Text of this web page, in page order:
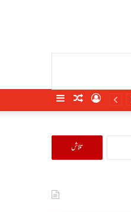
SidebarRandomLog
تلاش
کریں